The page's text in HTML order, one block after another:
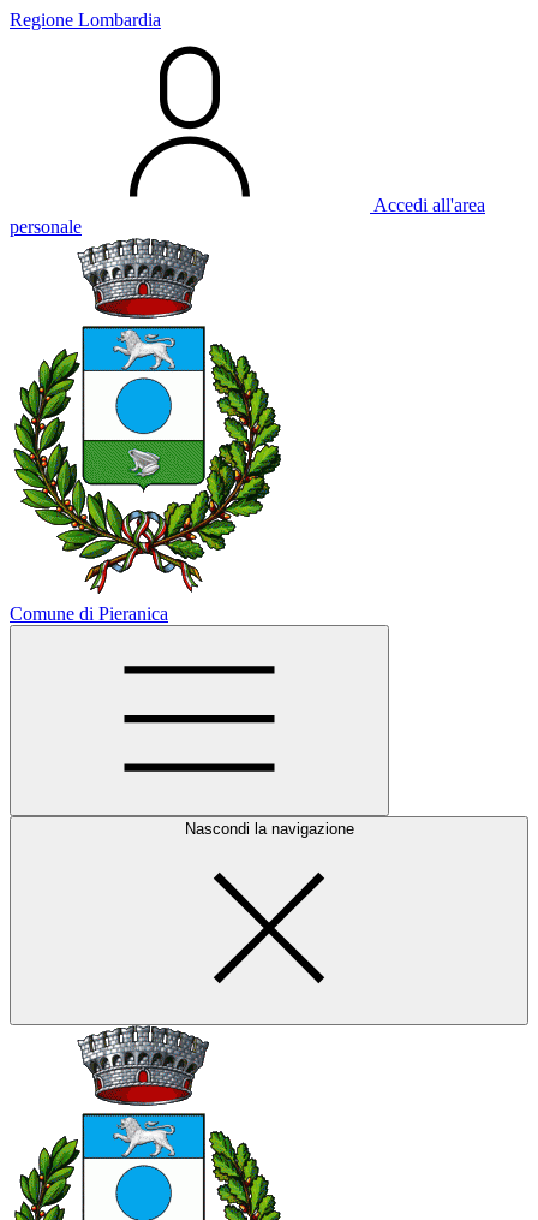
Regione Lombardia
Accedi all'area
personale
Comune di Pieranica
Nascondi la navigazione